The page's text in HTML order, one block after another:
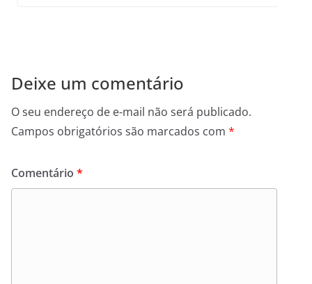
Deixe um comentário
O seu endereço de e-mail não será publicado.
Campos obrigatórios são marcados com *
Comentário *